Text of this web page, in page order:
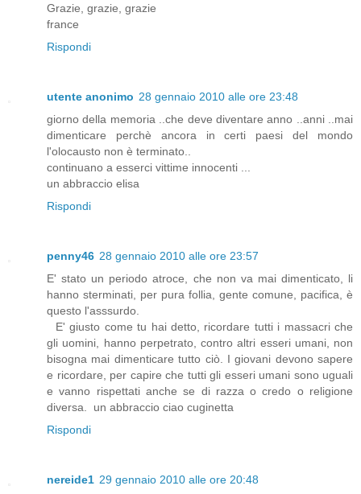
Grazie, grazie, grazie
france
Rispondi
utente anonimo 28 gennaio 2010 alle ore 23:48
giorno della memoria ..che deve diventare anno ..anni ..mai
dimenticare perchè ancora in certi paesi del mondo
l'olocausto non è terminato..
continuano a esserci vittime innocenti ...
un abbraccio elisa
Rispondi
penny46 28 gennaio 2010 alle ore 23:57
E' stato un periodo atroce, che non va mai dimenticato, li
hanno sterminati, per pura follia, gente comune, pacifica, è
questo l'asssurdo.
E' giusto come tu hai detto, ricordare tutti i massacri che
gli uomini, hanno perpetrato, contro altri esseri umani, non
bisogna mai dimenticare tutto ciò. I giovani devono sapere
e ricordare, per capire che tutti gli esseri umani sono uguali
e vanno rispettati anche se di razza o credo o religione
diversa. un abbraccio ciao cuginetta
Rispondi
nereide1 29 gennaio 2010 alle ore 20:48